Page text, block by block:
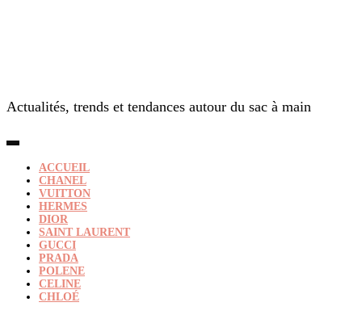
Actualités, trends et tendances autour du sac à main
ACCUEIL
CHANEL
VUITTON
HERMES
DIOR
SAINT LAURENT
GUCCI
PRADA
POLENE
CELINE
CHLOÉ